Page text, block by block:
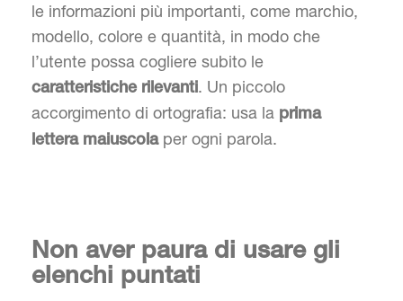
le informazioni più importanti, come marchio,
modello, colore e quantità, in modo che
l’utente possa cogliere subito le
caratteristiche rilevanti. Un piccolo
accorgimento di ortografia: usa la prima
lettera maiuscolaper ogni parola.
Non aver paura di usare gli
elenchi puntati